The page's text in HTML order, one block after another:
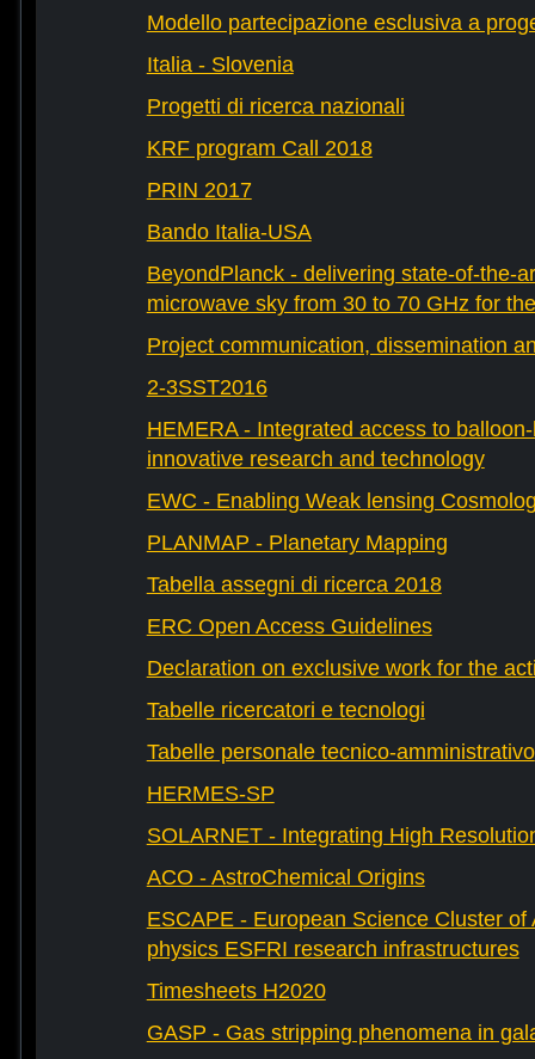
Modello partecipazione esclusiva a
Italia - Slovenia
Progetti di ricerca nazionali
KRF program Call 2018
PRIN 2017
Bando Italia-USA
BeyondPlanck - delivering state-of-the-
microwave sky from 30 to 70 GHz for
Project communication, dissemination
2-3SST2016
HEMERA - Integrated access to
innovative research and technology
EWC - Enabling Weak lensing
PLANMAP - Planetary Mapping
Tabella assegni di ricerca 2018
ERC Open Access Guidelines
Declaration on exclusive work for the
Tabelle ricercatori e tecnologi
Tabelle personale tecnico-amministrativo
HERMES-SP
SOLARNET - Integrating High
ACO - AstroChemical Origins
ESCAPE - European Science Cluster of
physics ESFRI research infrastructures
Timesheets H2020
GASP - Gas stripping phenomena in